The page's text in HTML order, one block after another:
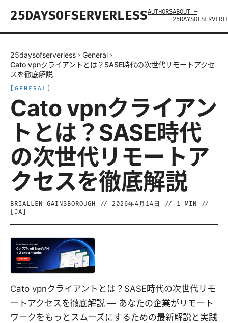
25DAYSOFSERVERLESSAUTHORSABOUT —
25daysofserverless › General ›
Cato vpnクライアントとは？SASE時代の次世代リモートアクセ
スを徹底解説
GENERAL
Cato vpnクライアン
トとは？SASE時代
の次世代リモートア
クセスを徹底解説
BRIALLEN GAINSBOROUGH // 2026年4月14日 // 1 MIN //
JA
Cato vpnクライアントとは？SASE時代の次世代リモ
ートアクセスを徹底解説 — あなたの企業がリモート
ワークをもっとスムーズにするための最新解説と実践